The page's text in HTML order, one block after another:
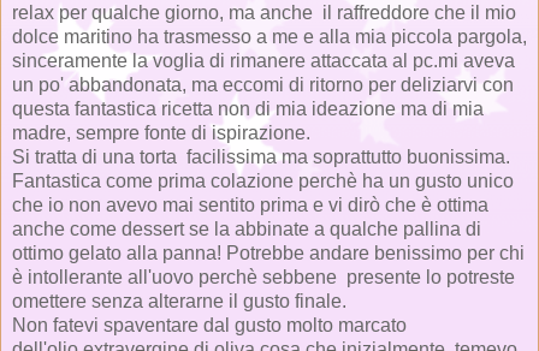
relax per qualche giorno, ma anche il raffreddore che il mio
dolce maritino ha trasmesso a me e alla mia piccola pargola,
sinceramente la voglia di rimanere attaccata al pc.mi aveva
un po' abbandonata, ma eccomi di ritorno per deliziarvi con
questa fantastica ricetta non di mia ideazione ma di mia
madre, sempre fonte di ispirazione.
Si tratta di una torta facilissima ma soprattutto buonissima.
Fantastica come prima colazione perchè ha un gusto unico
che io non avevo mai sentito prima e vi dirò che è ottima
anche come dessert se la abbinate a qualche pallina di
ottimo gelato alla panna! Potrebbe andare benissimo per chi
è intollerante all'uovo perchè sebbene presente lo potreste
omettere senza alterarne il gusto finale.
Non fatevi spaventare dal gusto molto marcato